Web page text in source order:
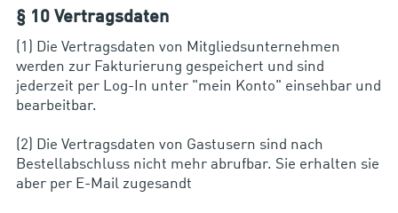
§ 10 Vertragsdaten
(1) Die Vertragsdaten von Mitgliedsunternehmen
werden zur Fakturierung gespeichert und sind
jederzeit per Log-In unter "mein Konto" einsehbar und
bearbeitbar.
(2) Die Vertragsdaten von Gastusern sind nach
Bestellabschluss nicht mehr abrufbar. Sie erhalten sie
aber per E-Mail zugesandt